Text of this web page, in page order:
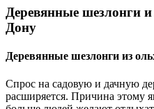
Деревянные шезлонги
Дону
Деревянные шезлонги из
Спрос на садовую и дачную
расширяется. Причина этому